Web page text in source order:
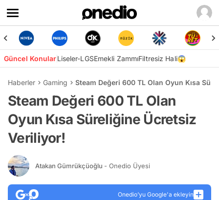
Güncel KonularLiseler-LGSEmekli ZammıFiltresiz Hali😱
Haberler Gaming Steam Değeri 600 TL Olan Oyun Kısa
Steam Değeri 600 TL Olan
Oyun Kısa Süreliğine Ücretsiz
Veriliyor!
Atakan Gümrükçüoğlu - Onedio Üyesi
Onedio’yu Google'a ekleyin